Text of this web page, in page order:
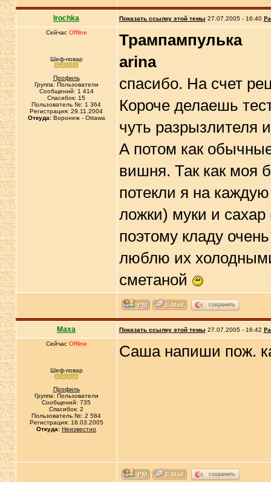
Irochka Показать ссылку этой темы 27.07.2005 - 16:40
Сейчас Offline
Шеф-повар
Профиль
Группа: Пользователи
Сообщений: 1 414
Спасибок: 15
Пользователь №: 1 364
Регистрация: 29.11.2004
Откуда:Воронеж - Ottawa
Трампампулька
arina
спасибо. На счет
Короче делаешь
чуть разрызлителя
А потом как
вишня. Так как моя
потекли я на
ложки) муки и сахар
поэтому кладу
люблю их
сметаной
сохранить
Maxa Показать ссылку этой темы 27.07.2005 - 16:42
Сейчас Offline
Шеф-повар
Профиль
Группа: Пользователи
Сообщений: 735
Спасибок: 2
Пользователь №: 2 584
Регистрация: 18.03.2005
Откуда: Неизвестно
Саша напиши пож.
сохранить